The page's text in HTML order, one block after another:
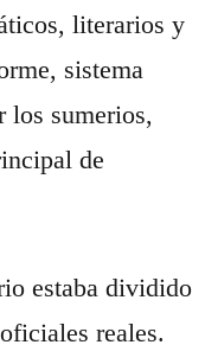
literarios y
sistema
los sumerios,
de
estaba dividido
reales.